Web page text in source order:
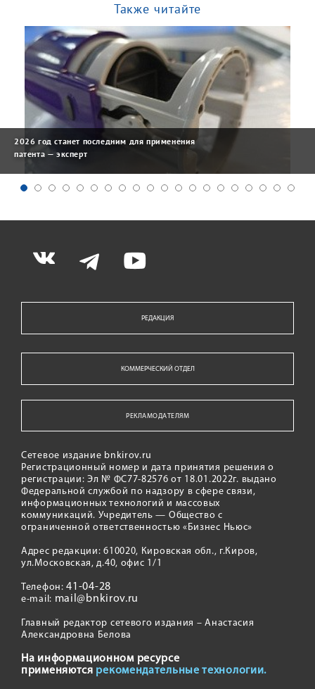
Также читайте
2026 год станет последним для применения
патента — эксперт
РЕДАКЦИЯ
КОММЕРЧЕСКИЙ ОТДЕЛ
РЕКЛАМОДАТЕЛЯМ
Сетевое издание bnkirov.ru
Регистрационный номер и дата принятия решения о
регистрации: Эл № ФС77-82576 от 18.01.2022г. выдано
Федеральной службой по надзору в сфере связи,
информационных технологий и массовых
коммуникаций. Учредитель — Общество с
ограниченной ответственностью «Бизнес Ньюс»
Адрес редакции: 610020, Кировская обл., г.Киров,
ул.Московская, д.40, офис 1/1
Телефон:41-04-28
e-mail: mail@bnkirov.ru
Главный редактор сетевого издания – Анастасия
Александровна Белова
На информационном ресурсе
применяются рекомендательные технологии.